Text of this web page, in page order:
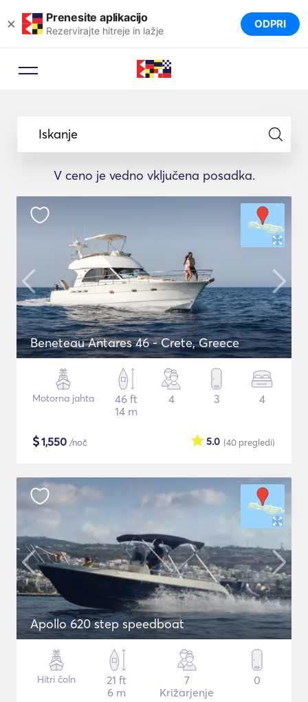
× Prenesite aplikacijo
Rezervirajte hitreje in lažje ODPRI
Iskanje
V ceno je vedno vključena posadka.
Beneteau Antares 46 - Crete, Greece
Motorna jahta
46 ft
14 m
4 3 4
$1,550 /noč (40 pregledi)
5.0
Apollo 620 step speedboat
Hitri čoln
21 ft
6 m
7
Križarjenje
0